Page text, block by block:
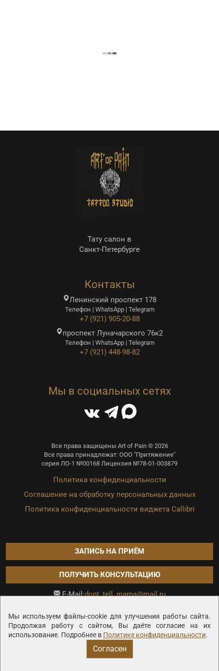
Мы используем файлы-cookie для улучшения работы сайта.
Продолжая работу с сайтом, Вы даёте согласие на их
использование. Подробнее в Политике конфиденциальности.
Согласен
Тату салон в
Санкт-Петербурге
Контакты
Ленинский проспект 178
Телефон | WhatsApp | Telegram
+7 (921) 905-20-88
проспект Луначарского 76к2
Телефон | WhatsApp | Telegram
+7 (921) 448-98-82
Мы в социальных сетях
Все права защищены Art of Pain © 2026
Все права принадлежат: ООО "Притяжение"
серия ЛО-1 №00168 Лицензия №78-01-003879
Политика конфиденциальности
Соглашение на обработку персональных данных
Политика конфиденциальности виджета Callibri
ЗАПИСЬ НА ПРИЁМ
ПОЛУЧИТЬ КОНСУЛЬТАЦИЮ
E-Mail:dont_tell_mama@mail.ru